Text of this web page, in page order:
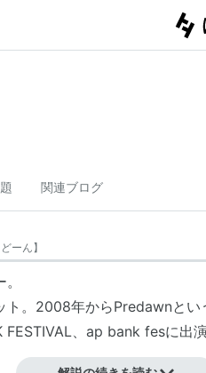
関連ブログ
ーん】
。2008年からPredawnとい
、ap bank fesに出演